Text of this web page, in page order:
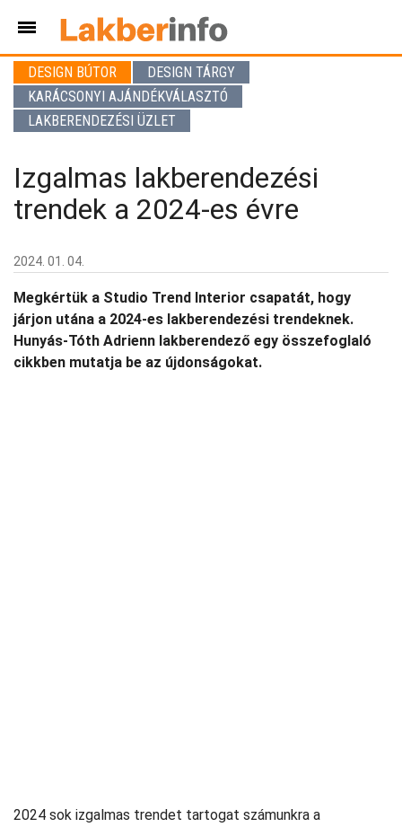
DESIGN BÚTOR
DESIGN TÁRGY
KARÁCSONYI AJÁNDÉKVÁLASZTÓ
LAKBERENDEZÉSI ÜZLET
Izgalmas lakberendezési
trendek a 2024-es évre
2024. 01. 04.
Megkértük a Studio Trend Interior csapatát, hogy
járjon utána a 2024-es lakberendezési trendeknek.
Hunyás-Tóth Adrienn lakberendező egy összefoglaló
cikkben mutatja be az újdonságokat.
2024 sok izgalmas trendet tartogat számunkra a